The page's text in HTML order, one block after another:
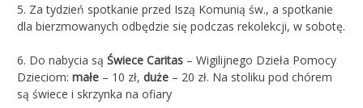
5. Za tydzień spotkanie przed Iszą Komunią św., a spotkanie
dla bierzmowanych odbędzie się podczas rekolekcji, w sobotę.
6. Do nabycia są Świece Caritas – Wigilijnego Dzieła Pomocy
Dzieciom: małe – 10 zł, duże – 20 zł. Na stoliku pod chórem
są świece i skrzynka na ofiary